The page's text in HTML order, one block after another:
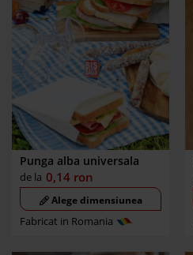
Punga alba universala
de la 0,14 ron
Alege dimensiunea
Fabricat in Romania